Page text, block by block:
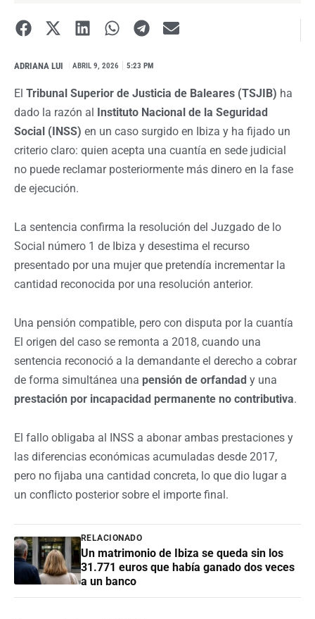
ADRIANA LUI ABRIL 9, 2026 5:23 PM
El Tribunal Superior de Justicia de Baleares (TSJIB) ha
dado la razón al Instituto Nacional de la Seguridad
Social (INSS) en un caso surgido en Ibiza y ha fijado un
criterio claro: quien acepta una cuantía en sede judicial
no puede reclamar posteriormente más dinero en la fase
de ejecución.
La sentencia confirma la resolución del Juzgado de lo
Social número 1 de Ibiza y desestima el recurso
presentado por una mujer que pretendía incrementar la
cantidad reconocida por una resolución anterior.
Una pensión compatible, pero con disputa por la cuantía
El origen del caso se remonta a 2018, cuando una
sentencia reconoció a la demandante el derecho a cobrar
de forma simultánea una pensión de orfandad y una
prestación por incapacidad permanente no contributiva.
El fallo obligaba al INSS a abonar ambas prestaciones y
las diferencias económicas acumuladas desde 2017,
pero no fijaba una cantidad concreta, lo que dio lugar a
un conflicto posterior sobre el importe final.
RELACIONADO
Un matrimonio de Ibiza se queda sin los
31.771 euros que había ganado dos veces
a un banco